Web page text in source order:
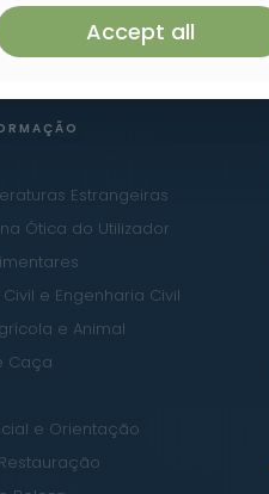
Estrangeiras
Ótica do Utilizador
e Engenharia Civil
e Animal
Caça
e Orientação
Accept all